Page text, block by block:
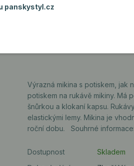
Výrazná mikina s potiskem, jak
potiskem na rukávě mikiny. Má
šnůrkou a klokaní kapsu.
elastickými lemy. Mikina je
roční dobu. Souhrné informace:
Dostupnost
Skladem
panskystyl.cz